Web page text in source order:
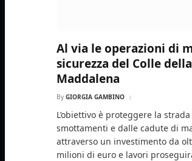
Al via le operazioni di
sicurezza del Colle della
Maddalena
By GIORGIA GAMBINO
L’obiettivo è proteggere la
smottamenti e dalle cadute di
attraverso un investimento da
milioni di euro e lavori